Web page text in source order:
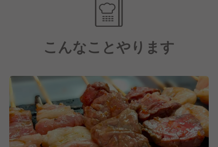
安心安全な食を提供しております。
こんなことやります